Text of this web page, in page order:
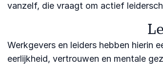
vanzelf, die vraagt om actief
Werkgevers en leiders hebben hierin
eerlijkheid, vertrouwen en mentale